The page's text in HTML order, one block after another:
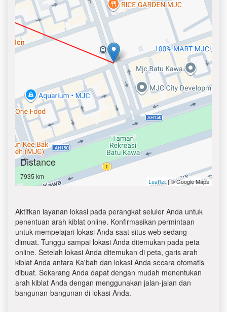
Distance
7935 km
Leaflet| © Google Maps
Aktifkan layanan lokasi pada perangkat seluler Anda untuk
penentuan arah kiblat online. Konfirmasikan permintaan
untuk mempelajari lokasi Anda saat situs web sedang
dimuat. Tunggu sampai lokasi Anda ditemukan pada peta
online. Setelah lokasi Anda ditemukan di peta, garis arah
kiblat Anda antara Ka'bah dan lokasi Anda secara otomatis
dibuat. Sekarang Anda dapat dengan mudah menentukan
arah kiblat Anda dengan menggunakan jalan-jalan dan
bangunan-bangunan di lokasi Anda.